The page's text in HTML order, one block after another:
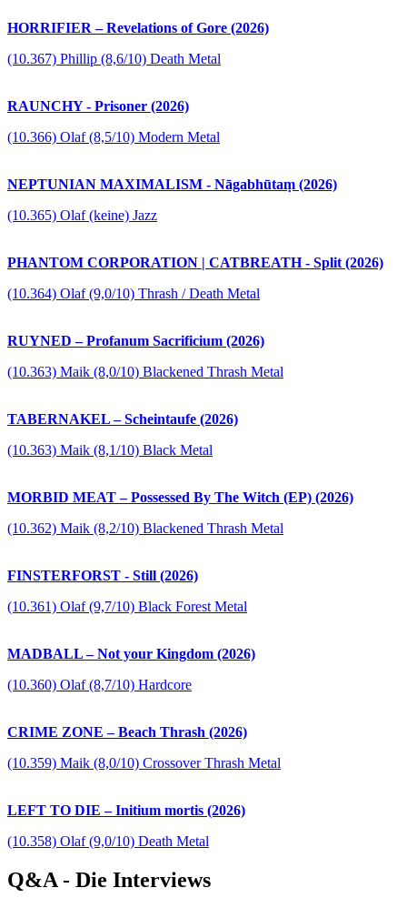
HORRIFIER – Revelations of Gore (2026)
(10.367) Phillip (8,6/10) Death Metal
RAUNCHY - Prisoner (2026)
(10.366) Olaf (8,5/10) Modern Metal
NEPTUNIAN MAXIMALISM - Nāgabhūtaṃ (2026)
(10.365) Olaf (keine) Jazz
PHANTOM CORPORATION | CATBREATH - Split (2026)
(10.364) Olaf (9,0/10) Thrash / Death Metal
RUYNED – Profanum Sacrificium (2026)
(10.363) Maik (8,0/10) Blackened Thrash Metal
TABERNAKEL – Scheintaufe (2026)
(10.363) Maik (8,1/10) Black Metal
MORBID MEAT – Possessed By The Witch (EP) (2026)
(10.362) Maik (8,2/10) Blackened Thrash Metal
FINSTERFORST - Still (2026)
(10.361) Olaf (9,7/10) Black Forest Metal
MADBALL – Not your Kingdom (2026)
(10.360) Olaf (8,7/10) Hardcore
CRIME ZONE – Beach Thrash (2026)
(10.359) Maik (8,0/10) Crossover Thrash Metal
LEFT TO DIE – Initium mortis (2026)
(10.358) Olaf (9,0/10) Death Metal
Q&A - Die Interviews